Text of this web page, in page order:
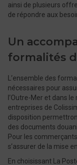
ainsi de plusieurs
de répondre aux
Un
formalités
L’ensemble des
nécessaires pour
l’Outre-Mer et dans
entreprises de
disposition
des documents
Pour les
s’assurer de la mise
En choisissant La